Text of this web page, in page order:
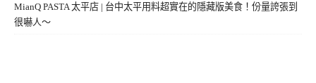
MianQ PASTA 太平店 | 台中太平用料超實在的隱藏版美食！份量誇張到
很嚇人～